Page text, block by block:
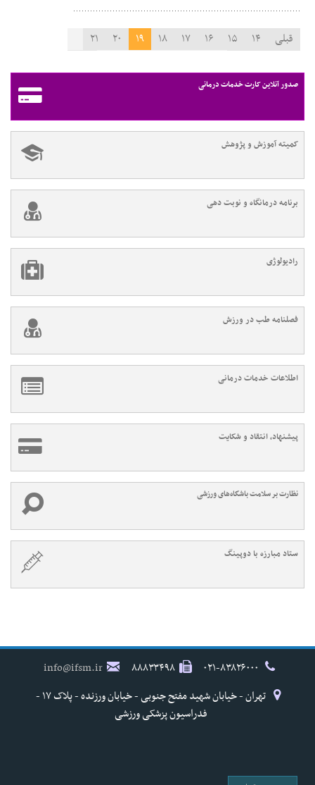
قبلی ۱۴ ۱۵ ۱۶ ۱۷ ۱۸ ۱۹ ۲۰
۲۱
صدور آنلاین کارت خدمات درمانی
کمیته آموزش و پژوهش
برنامه درمانگاه و نوبت دهی
رادیولوژی
فصلنامه طب در ورزش
اطلاعات خدمات درمانی
پیشنهاد، انتقاد و شکایت
نظارت بر سلامت باشگاه‌های ورزشی
ستاد مبارزه با دوپینگ
۸۸۸۳۳۴۹۸
info@ifsm.ir
تهران - خیابان شهید مفتح جنوبی - خیابان ورزنده - پلاک ۱۷ -
فدراسیون پزشکی ورزشی